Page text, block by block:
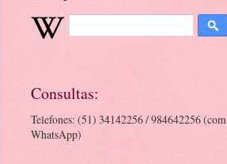
Consultas:
Telefones: (51) 34142256 / 984642256 (com
WhatsApp)